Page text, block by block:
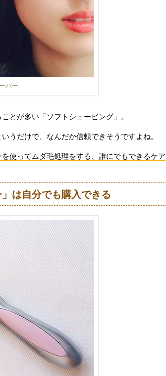
バー
とが多い「ソフトシェービング」。
うだけで、なんだか信頼できそうですよね。
使ってムダ毛処理をする、誰にでもできるケア
は自分でも購入できる